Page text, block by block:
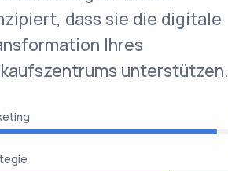
dass sie die digitale
Ihres
unterstützen.